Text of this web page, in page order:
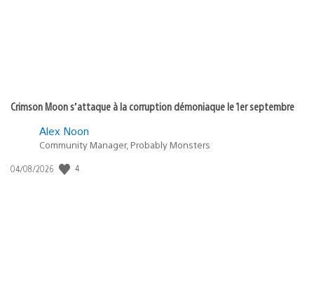
Crimson Moon s’attaque à la corruption démoniaque le 1er septembre
Alex Noon
Community Manager, Probably Monsters
Date
04/08/2026 4